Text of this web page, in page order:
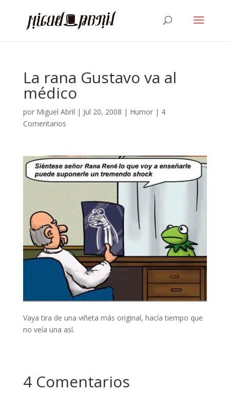
La rana Gustavo va al
médico
por Miguel Abril | Jul 20, 2008 | Humor| 4
Comentarios
Vaya tira de una viñeta más original, hacía tiempo que
no veía una así.
4 Comentarios